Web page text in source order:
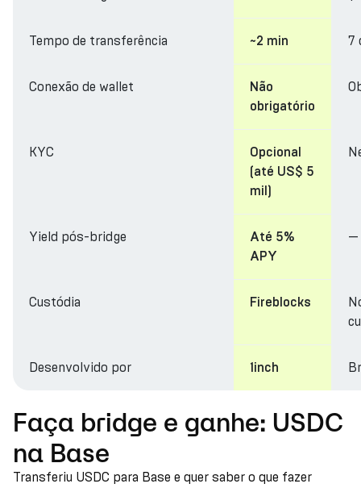
Tempo de transferência ~2 min 7
Conexão de wallet
Não
obrigatório
KYC
Opcional
(até US$ 5
mil)
Yield pós-bridge
Até 5%
APY
—
Custódia Fireblocks
Desenvolvido por 1inch
Faça bridge e ganhe: USDC
na Base
Transferiu USDC para Base e quer saber o que fazer